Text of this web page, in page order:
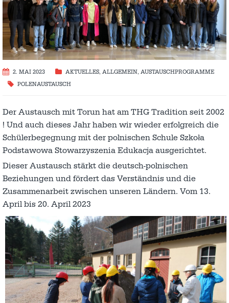
2. MAI 2023 AKTUELLES, ALLGEMEIN, AUSTAUSCH­PROGRAMME
POLENAUSTAUSCH
Der Austausch mit Torun hat am THG Tradition seit 2002
! Und auch dieses Jahr haben wir wieder erfolgreich die
Schülerbegegnung mit der polnischen Schule Szkoła
Podstawowa Stowarzyszenia Edukacja ausgerichtet.
Dieser Austausch stärkt die deutsch-polnischen
Beziehungen und fördert das Verständnis und die
Zusammenarbeit zwischen unseren Ländern. Vom 13.
April bis 20. April 2023